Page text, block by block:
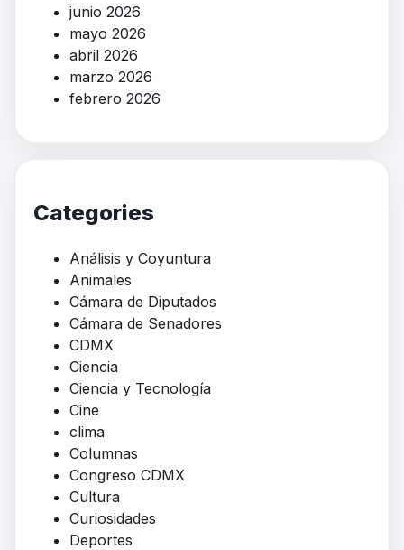
junio 2026
mayo 2026
abril 2026
marzo 2026
febrero 2026
Categories
Análisis y Coyuntura
Animales
Cámara de Diputados
Cámara de Senadores
CDMX
Ciencia
Ciencia y Tecnología
Cine
clima
Columnas
Congreso CDMX
Cultura
Curiosidades
Deportes